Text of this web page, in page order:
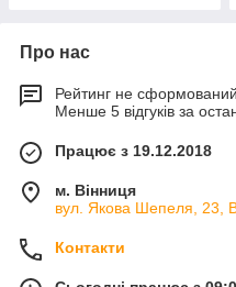
Про нас
Рейтинг не сформований
Менше 5 відгуків за
Працює з 19.12.2018
м. Вінниця
вул. Якова Шепеля, 23,
Контакти